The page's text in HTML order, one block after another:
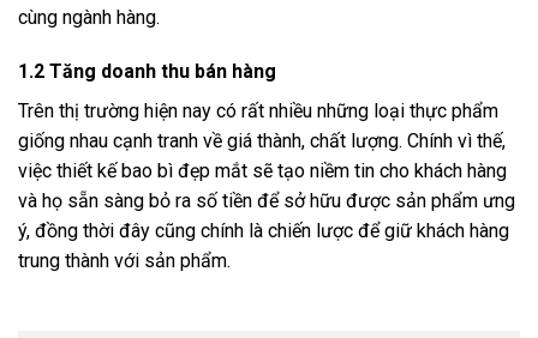
cùng ngành hàng.
1.2 Tăng doanh thu bán hàng
Trên thị trường hiện nay có rất nhiều những loại thực phẩm
giống nhau cạnh tranh về giá thành, chất lượng. Chính vì thế,
việc thiết kế bao bì đẹp mắt sẽ tạo niềm tin cho khách hàng
và họ sẵn sàng bỏ ra số tiền để sở hữu được sản phẩm ưng
ý, đồng thời đây cũng chính là chiến lược để giữ khách hàng
trung thành với sản phẩm.